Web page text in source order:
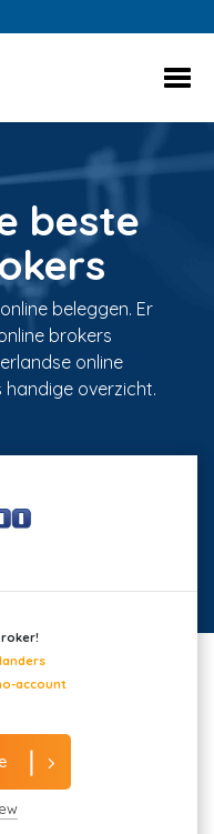
beste
beleggen. Er
brokers
online
handige overzicht.
account